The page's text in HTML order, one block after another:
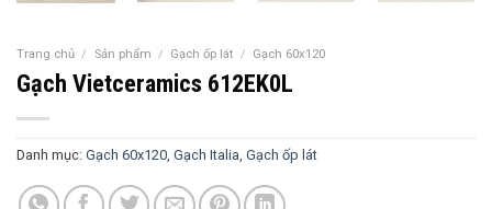
Trang chủ / Sản phẩm / Gạch ốp lát / Gạch 60x120
Gạch Vietceramics 612EK0L
Danh mục: Gạch 60x120 Gạch Italia Gạch ốp lát